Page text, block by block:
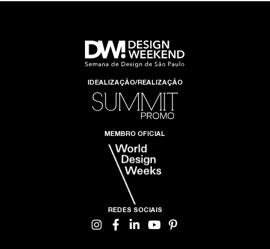
IDEALIZAÇÃO/REALIZAÇÃO
MEMBRO OFICIAL
REDES SOCIAIS